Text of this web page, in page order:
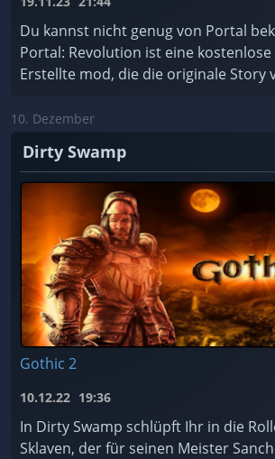
Du kannst nicht genug von Portal
Portal: Revolution ist eine
Erstellte mod, die die originale Story
10. Dezember
Dirty Swamp
Gothic 2
10.12.22 19:36
In Dirty Swamp schlüpft Ihr in die
Sklaven, der für seinen Meister